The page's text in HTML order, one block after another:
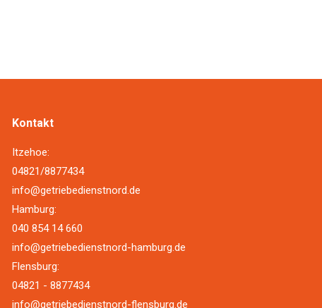
Kontakt
Itzehoe:
04821/8877434
info@getriebedienstnord.de
Hamburg:
040 854 14 660
info@getriebedienstnord-hamburg.de
Flensburg:
04821 - 8877434
info@getriebedienstnord-flensburg.de